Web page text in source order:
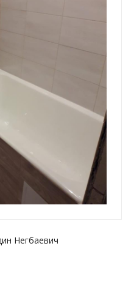
Негбаевич